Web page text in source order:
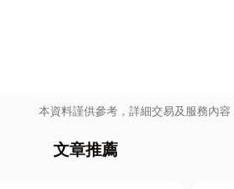
本資料謹供參考，詳細交易及服務內
文章推薦